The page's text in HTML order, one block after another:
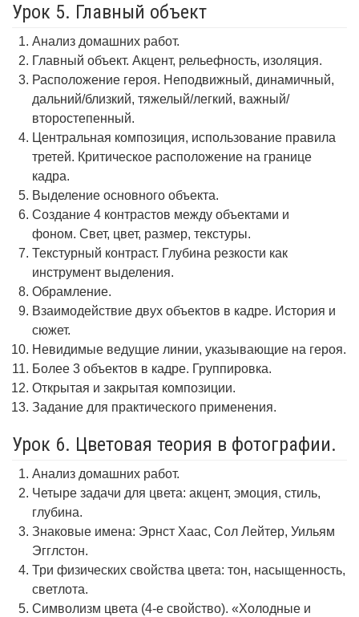
Урок 5. Главный объект
Анализ домашних работ.
Главный объект. Акцент, рельефность, изоляция.
Расположение героя. Неподвижный, динамичный,
дальний/близкий, тяжелый/легкий, важный/
второстепенный.
Центральная композиция, использование правила
третей. Критическое расположение на границе
кадра.
Выделение основного объекта.
Создание 4 контрастов между объектами и
фоном. Свет, цвет, размер, текстуры.
Текстурный контраст. Глубина резкости как
инструмент выделения.
Обрамление.
Взаимодействие двух объектов в кадре. История и
сюжет.
Невидимые ведущие линии, указывающие на героя.
Более 3 объектов в кадре. Группировка.
Открытая и закрытая композиции.
Задание для практического применения.
Урок 6. Цветовая теория в фотографии.
Анализ домашних работ.
Четыре задачи для цвета: акцент, эмоция, стиль,
глубина.
Знаковые имена: Эрнст Хаас, Сол Лейтер, Уильям
Эгглстон.
Три физических свойства цвета: тон, насыщенность,
светлота.
Символизм цвета (4-е свойство). «Холодные и